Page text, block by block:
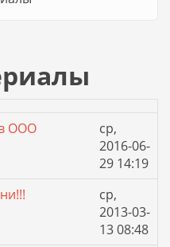
ООО
ср,
2016-06-
29 14:19
ср,
2013-03-
13 08:48